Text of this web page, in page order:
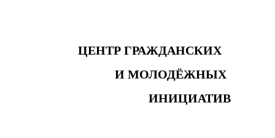
ЦЕНТР ГРАЖДАНСКИХ
И МОЛОДЁЖНЫХ
ИНИЦИАТИВ